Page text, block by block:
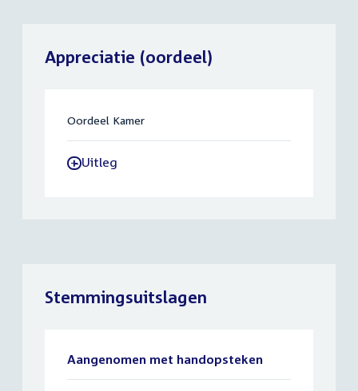
Appreciatie (oordeel)
Oordeel Kamer
-Uitleg
Stemmingsuitslagen
Aangenomen met handopsteken